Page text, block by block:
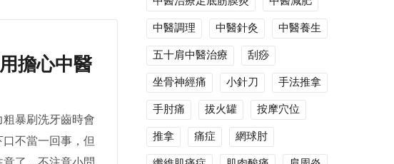
擔心中醫
暴刷洗牙齒時會
不當一回事，但
中醫調理
中醫針灸
中醫養生
五十肩中醫治療
刮痧
坐骨神經痛
小針刀
手法推拿
手肘痛
拔火罐
按摩穴位
推拿
痛症
網球肘